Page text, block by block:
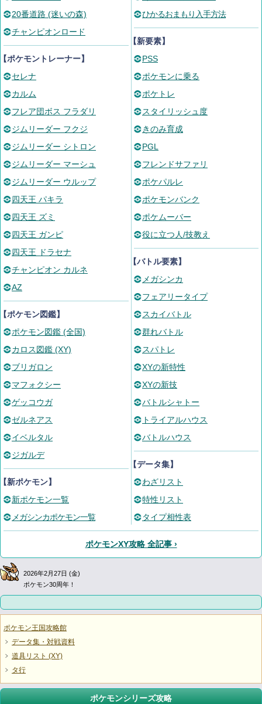
20番道路 (迷いの森)
チャンピオンロード
ポケモントレーナー】
セレナ
カルム
フレア団ボス フラダリ
ジムリーダー フクジ
ジムリーダー シトロン
ジムリーダー マーシュ
ジムリーダー ウルップ
四天王 パキラ
四天王 ズミ
四天王 ガンピ
四天王 ドラセナ
チャンピオン カルネ
AZ
ポケモン図鑑】
ポケモン図鑑 (全国)
カロス図鑑 (XY)
ブリガロン
マフォクシー
ゲッコウガ
ゼルネアス
イベルタル
ジガルデ
新ポケモン】
新ポケモン一覧
メガシンカポケモン一覧
ひかるおまもり入手方法
【新要素】
PSS
ポケモンに乗る
ポケトレ
スタイリッシュ度
きのみ育成
PGL
フレンドサファリ
ポケパルレ
ポケモンバンク
ポケムーバー
役に立つ人/技教え
【バトル要素】
メガシンカ
フェアリータイプ
スカイバトル
群れバトル
スパトレ
XYの新特性
XYの新技
バトルシャトー
トライアルハウス
バトルハウス
【データ集】
わざリスト
特性リスト
タイプ相性表
ポケモンXY攻略 全記事 ›
2026年2月27日 (金)
ポケモン30周年！
ポケモン王国攻略館
データ集・対戦資料
道具リスト (XY)
タ行
ポケモンシリーズ攻略